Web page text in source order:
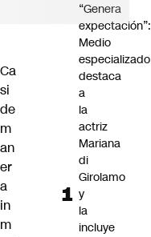
Ca
si
de
m
an
er
a
in
m
“Genera
expectación”:
Medio
especializado
destaca
a
la
actriz
Mariana
di
Girolamo
y
la
incluye